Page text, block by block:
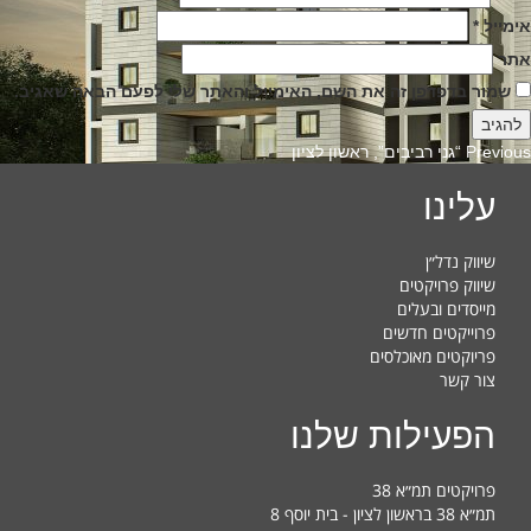
אימייל*
אתר
שמור בדפדפן זה את השם, האימייל והאתר שלי לפעם הבאה שאגיב.
Previous
Previous
“גני רביבים”, ראשון לציון
עלינו
שיווק נדל״ן
שיווק פרויקטים
מייסדים ובעלים
פרוייקטים חדשים
פריוקטים מאוכלסים
צור קשר
הפעילות שלנו
פרויקטים תמ״א 38
תמ״א 38 בראשון לציון - בית יוסף 8